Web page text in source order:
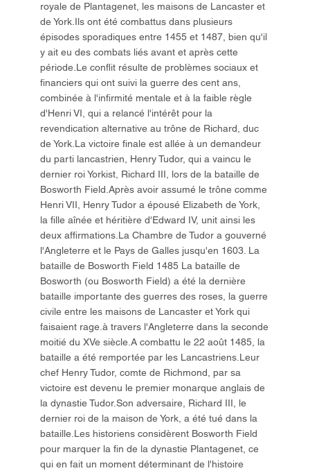
royale de Plantagenet, les maisons de Lancaster et
de York.Ils ont été combattus dans plusieurs
épisodes sporadiques entre 1455 et 1487, bien qu'il
y ait eu des combats liés avant et après cette
période.Le conflit résulte de problèmes sociaux et
financiers qui ont suivi la guerre des cent ans,
combinée à l'infirmité mentale et à la faible règle
d'Henri VI, qui a relancé l'intérêt pour la
revendication alternative au trône de Richard, duc
de York.La victoire finale est allée à un demandeur
du parti lancastrien, Henry Tudor, qui a vaincu le
dernier roi Yorkist, Richard III, lors de la bataille de
Bosworth Field.Après avoir assumé le trône comme
Henri VII, Henry Tudor a épousé Elizabeth de York,
la fille aînée et héritière d'Edward IV, unit ainsi les
deux affirmations.La Chambre de Tudor a gouverné
l'Angleterre et le Pays de Galles jusqu'en 1603. La
bataille de Bosworth Field 1485 La bataille de
Bosworth (ou Bosworth Field) a été la dernière
bataille importante des guerres des roses, la guerre
civile entre les maisons de Lancaster et York qui
faisaient rage.à travers l'Angleterre dans la seconde
moitié du XVe siècle.A combattu le 22 août 1485, la
bataille a été remportée par les Lancastriens.Leur
chef Henry Tudor, comte de Richmond, par sa
victoire est devenu le premier monarque anglais de
la dynastie Tudor.Son adversaire, Richard III, le
dernier roi de la maison de York, a été tué dans la
bataille.Les historiens considèrent Bosworth Field
pour marquer la fin de la dynastie Plantagenet, ce
qui en fait un moment déterminant de l'histoire